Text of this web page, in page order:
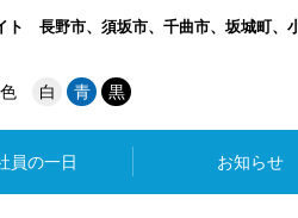
ト 長野市、須坂市、千曲市、坂城町、
白 青 黒
員の一日 お知らせ